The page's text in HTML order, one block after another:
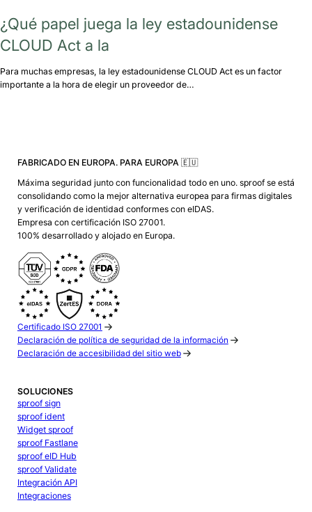
¿Qué papel juega la ley estadounidense
CLOUD Act a la
Para muchas empresas, la ley estadounidense CLOUD Act es un factor
importante a la hora de elegir un proveedor de…
FABRICADO EN EUROPA. PARA EUROPA 🇪🇺
Máxima seguridad junto con funcionalidad todo en uno. sproof se está
consolidando como la mejor alternativa europea para firmas digitales
y verificación de identidad conformes con eIDAS.
Empresa con certificación ISO 27001.
100% desarrollado y alojado en Europa.
Certificado ISO 27001
Declaración de política de seguridad de la información
Declaración de accesibilidad del sitio web
SOLUCIONES
sproof sign
sproof ident
Widget sproof
sproof Fastlane
sproof eID Hub
sproof Validate
Integración API
Integraciones